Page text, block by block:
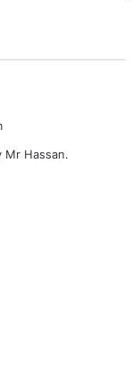
Mr Hassan.